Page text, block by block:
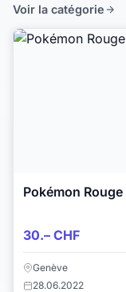
Voir la catégorie
30.– CHF
Genève
28.06.2022